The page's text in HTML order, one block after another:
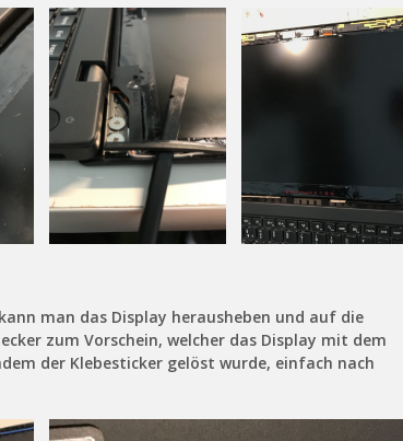
man das Display herausheben und auf die
zum Vorschein, welcher das Display mit dem
der Klebesticker gelöst wurde, einfach nach